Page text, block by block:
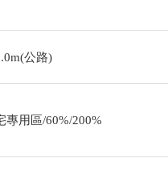
公路)
專用區/60%/200%